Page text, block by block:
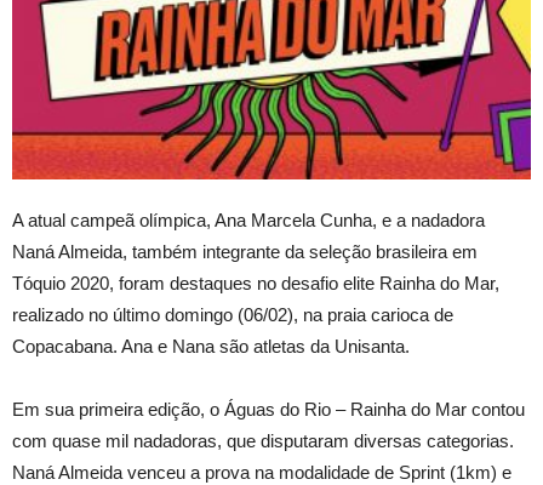
A atual campeã olímpica, Ana Marcela Cunha, e a nadadora
Naná Almeida, também integrante da seleção brasileira em
Tóquio 2020, foram destaques no desafio elite Rainha do Mar,
realizado no último domingo (06/02), na praia carioca de
Copacabana. Ana e Nana são atletas da Unisanta.
Em sua primeira edição, o Águas do Rio – Rainha do Mar contou
com quase mil nadadoras, que disputaram diversas categorias.
Naná Almeida venceu a prova na modalidade de Sprint (1km) e